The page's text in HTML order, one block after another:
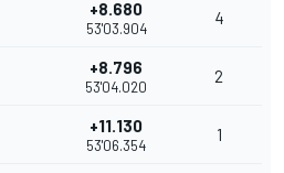
+8.680
53'03.904
4
+8.796
53'04.020
2
+11.130
53'06.354
1